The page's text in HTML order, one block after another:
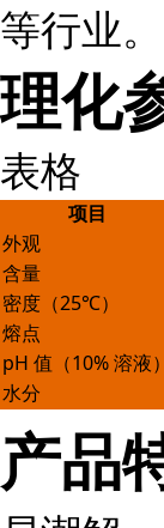
等行业。
理化
表格
项目
外观
含量
密度（25℃）
熔点
pH 值（10% 溶液）
水分
产品